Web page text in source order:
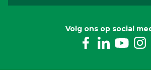
Volg ons op social